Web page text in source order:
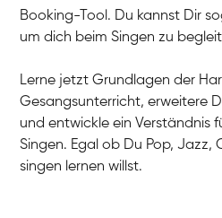
Gesang / Vocal
Gesang / Vocal
Gesang / Vocal
Gesang / Vocal
Gesang / Vocal
Booking-Tool. Du kannst Dir
um dich beim Singen zu
Lerne jetzt Grundlagen der
Gesangsunterricht, erweitere
und entwickle ein Verständnis
Singen. Egal ob Du Pop, Jazz,
singen lernen willst.